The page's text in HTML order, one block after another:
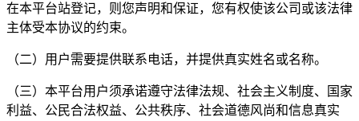
在本平台站登记，则您声明和保证，您有权使该公司或该法律
主体受本协议的约束。
（二）用户需要提供联系电话，并提供真实姓名或名称。
（三）本平台用户须承诺遵守法律法规、社会主义制度、国家
利益、公民合法权益、公共秩序、社会道德风尚和信息真实